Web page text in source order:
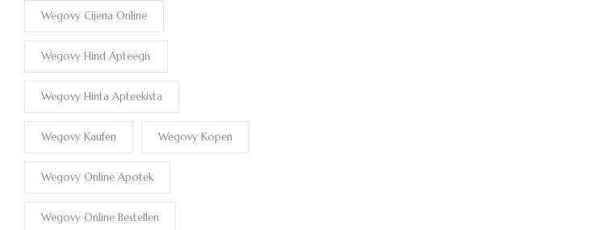
Wegovy Cijena Online
Wegovy Hind Apteegis
Wegovy Hinta Apteekista
Wegovy Kaufen Wegovy Kopen
Wegovy Online Apotek
Wegovy Online Bestellen